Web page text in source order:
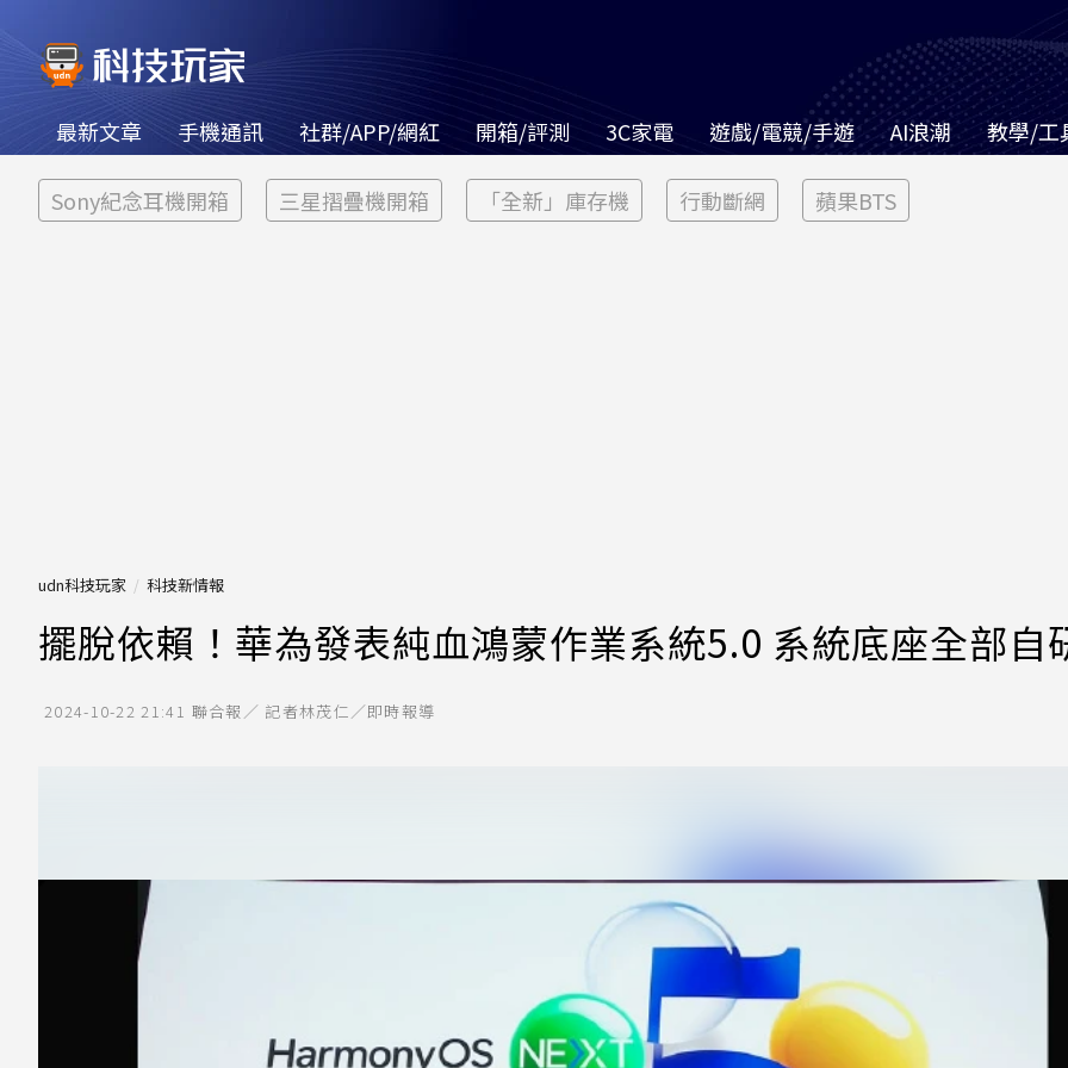
最新文章 手機通訊 社群/APP/網紅 開箱/評測 3C家電 遊戲/電競/手遊 AI浪潮 教學/工
Sony紀念耳機開箱 三星摺疊機開箱 「全新」庫存機 行動斷網 蘋果BTS
udn科技玩家 科技新情報
擺脫依賴！華為發表純血鴻蒙作業系統5.0 系統底座全部自
2024-10-22 21:41 聯合報／ 記者林茂仁／即時報導